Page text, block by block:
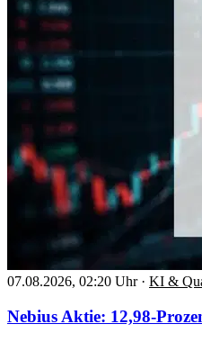
07.08.2026, 02:20 Uhr · KI &
Nebius Aktie: 12,98-